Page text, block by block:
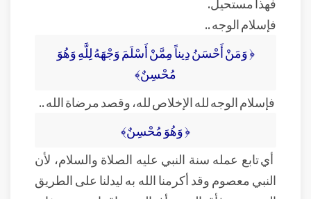
فإسلام الوجه ..
﴿ وَمَنْ أَحْسَنُ دِيناً مِمَّنْ أَسْلَمَ وَجْهَهُ لِلَّهِ وَهُوَ
مُحْسِنٌ﴾
فإسلام الوجه لله الإخلاص لله، وقصد مرضاة الله ..
﴿ وَهُوَ مُحْسِنٌ﴾
أي تابع عمله سنة النبي عليه الصلاة والسلام، لأن
النبي معصوم وقد أكرمنا الله به ليدلنا على الطريق